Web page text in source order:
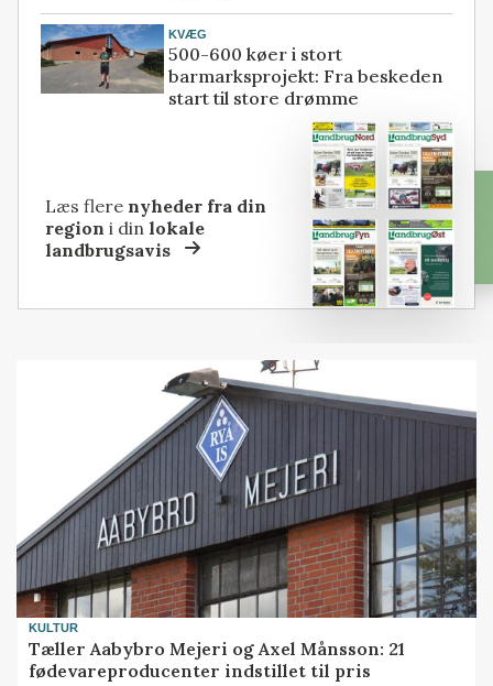
KVÆG
500-600 køer i stort
barmarksprojekt: Fra beskeden
start til store drømme
Læs flere nyheder fra din
region i dinlokale
landbrugsavis
KULTUR
Tæller Aabybro Mejeri og Axel Månsson: 21
fødevareproducenter indstillet til pris